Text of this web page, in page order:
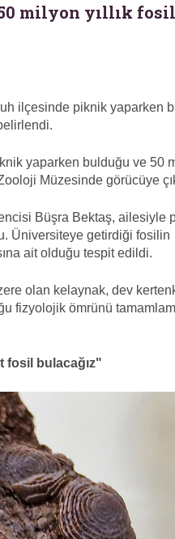
milyon yıllık fosil
ilçesinde piknik yaparken
yaparken bulduğu ve 50
Müzesinde görücüye
Büşra Bektaş, ailesiyle
Üniversiteye getirdiği fosilin
ait olduğu tespit edildi.
olan kelaynak, dev
fizyolojik ömrünü
fosil bulacağız"